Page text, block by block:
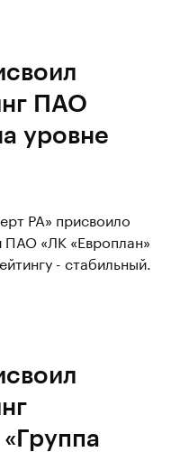
ПАО
уровне
РА» присвоило
ПАО «ЛК «Европлан»
- стабильный.